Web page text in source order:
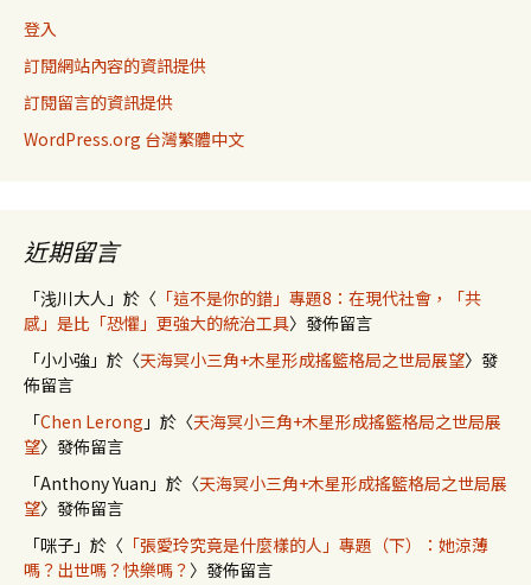
登入
訂閱網站內容的資訊提供
訂閱留言的資訊提供
WordPress.org 台灣繁體中文
近期留言
「浅川大人 」於〈 「這不是你的錯」專題8：在現代社會，「共
感」是比「恐懼」更強大的統治工具〉發佈留言
「小小強 」於〈天海冥小三角+木星形成搖籃格局之世局展望〉發
佈留言
「Chen Lerong 」於〈天海冥小三角+木星形成搖籃格局之世局展
望〉發佈留言
「Anthony Yuan 」於〈天海冥小三角+木星形成搖籃格局之世局展
望〉發佈留言
「咪子 」於〈 「張愛玲究竟是什麼樣的人」專題（下）：她涼薄
嗎？出世嗎？快樂嗎？ 〉發佈留言